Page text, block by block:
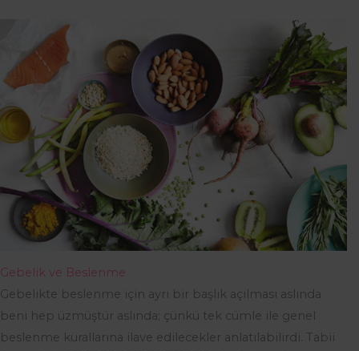
Gebelik ve Beslenme
Gebelikte beslenme için ayrı bir başlık açılması aslında
beni hep üzmüştür aslında; çünkü tek cümle ile genel
beslenme kurallarına ilave edilecekler anlatılabilirdi. Tabii